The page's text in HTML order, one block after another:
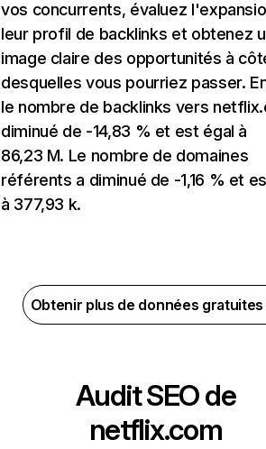
vos concurrents, évaluez
leur profil de backlinks et obtenez
image claire des opportunités à
desquelles vous pourriez passer.
le nombre de backlinks vers
diminué de -14,83 % et est égal à
86,23 M. Le nombre de domaines
référents a diminué de -1,16 % et
à 377,93 k.
Obtenir plus de données
Audit SEO de
netflix.com